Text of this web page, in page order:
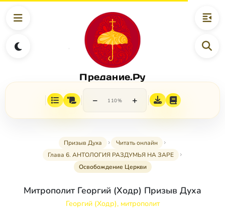
Предание.Ру
− 110% +
Призыв Духа
Читать онлайн
Глава 6. АНТОЛОГИЯ РАЗДУМЬЯ НА ЗАРЕ
Освобождение Церкви
Митрополит Георгий (Ходр) Призыв Духа
Георгий (Ходр), митрополит